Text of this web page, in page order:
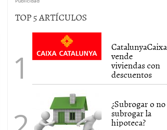
TOP 5 ARTÍCULOS
CatalunyaCaixa
vende
viviendas con
descuentos
¿Subrogar o no
subrogar la
hipoteca?